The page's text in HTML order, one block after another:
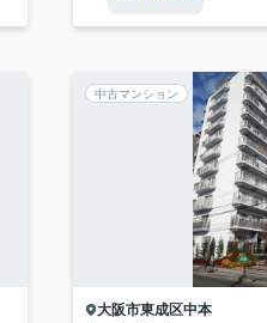
中古マンション
大阪市東成区中本